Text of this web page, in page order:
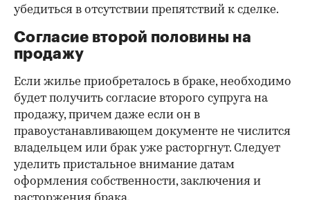
убедиться в отсутствии препятствий к сделке.
Согласие второй половины на
продажу
Если жилье приобреталось в браке, необходимо
будет получить согласие второго супруга на
продажу, причем даже если он в
правоустанавливающем документе не числится
владельцем или брак уже расторгнут. Следует
уделить пристальное внимание датам
оформления собственности, заключения и